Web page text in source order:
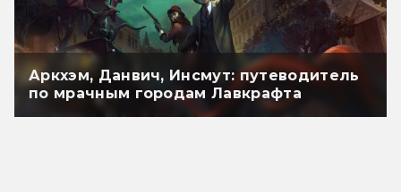
Аркхэм, Данвич, Инсмут: путеводитель
по мрачным городам Лавкрафта